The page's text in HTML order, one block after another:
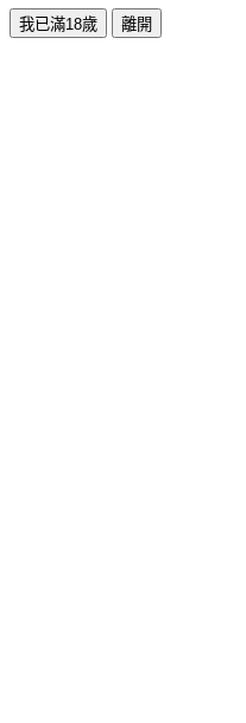
我已滿18歲 離開